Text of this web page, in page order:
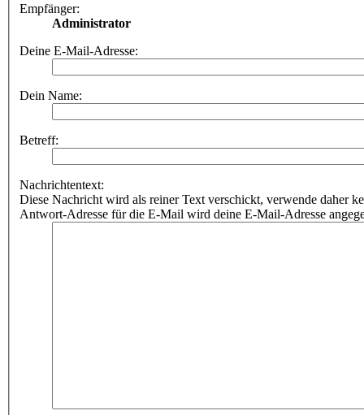
Empfänger:
Administrator
Deine E-Mail-Adresse:
Dein Name:
Betreff:
Nachrichtentext:
Diese Nachricht wird als reiner Text verschickt, verwende daher
Antwort-Adresse für die E-Mail wird deine E-Mail-Adresse